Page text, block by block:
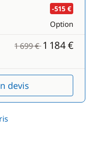
-515 €
Option
1 699 €1 184 €
devis